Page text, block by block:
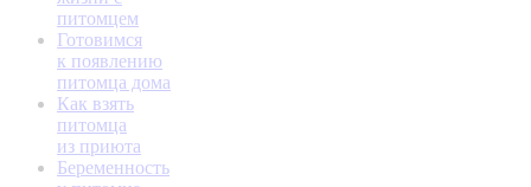
питомцем
Готовимся
к появлению
питомца дома
Как взять
питомца
из приюта
Беременность